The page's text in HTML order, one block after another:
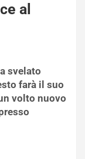
al
svelato
farà il suo
volto nuovo